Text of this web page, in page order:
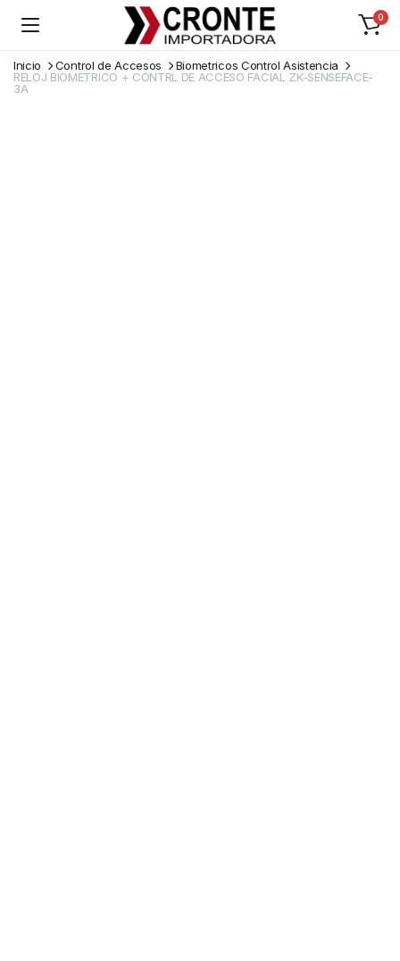
0
Inicio Control de Accesos
Biometricos Control Asistencia
RELOJ BIOMETRICO + CONTRL DE ACCESO FACIAL ZK-SENSEFACE-
3A